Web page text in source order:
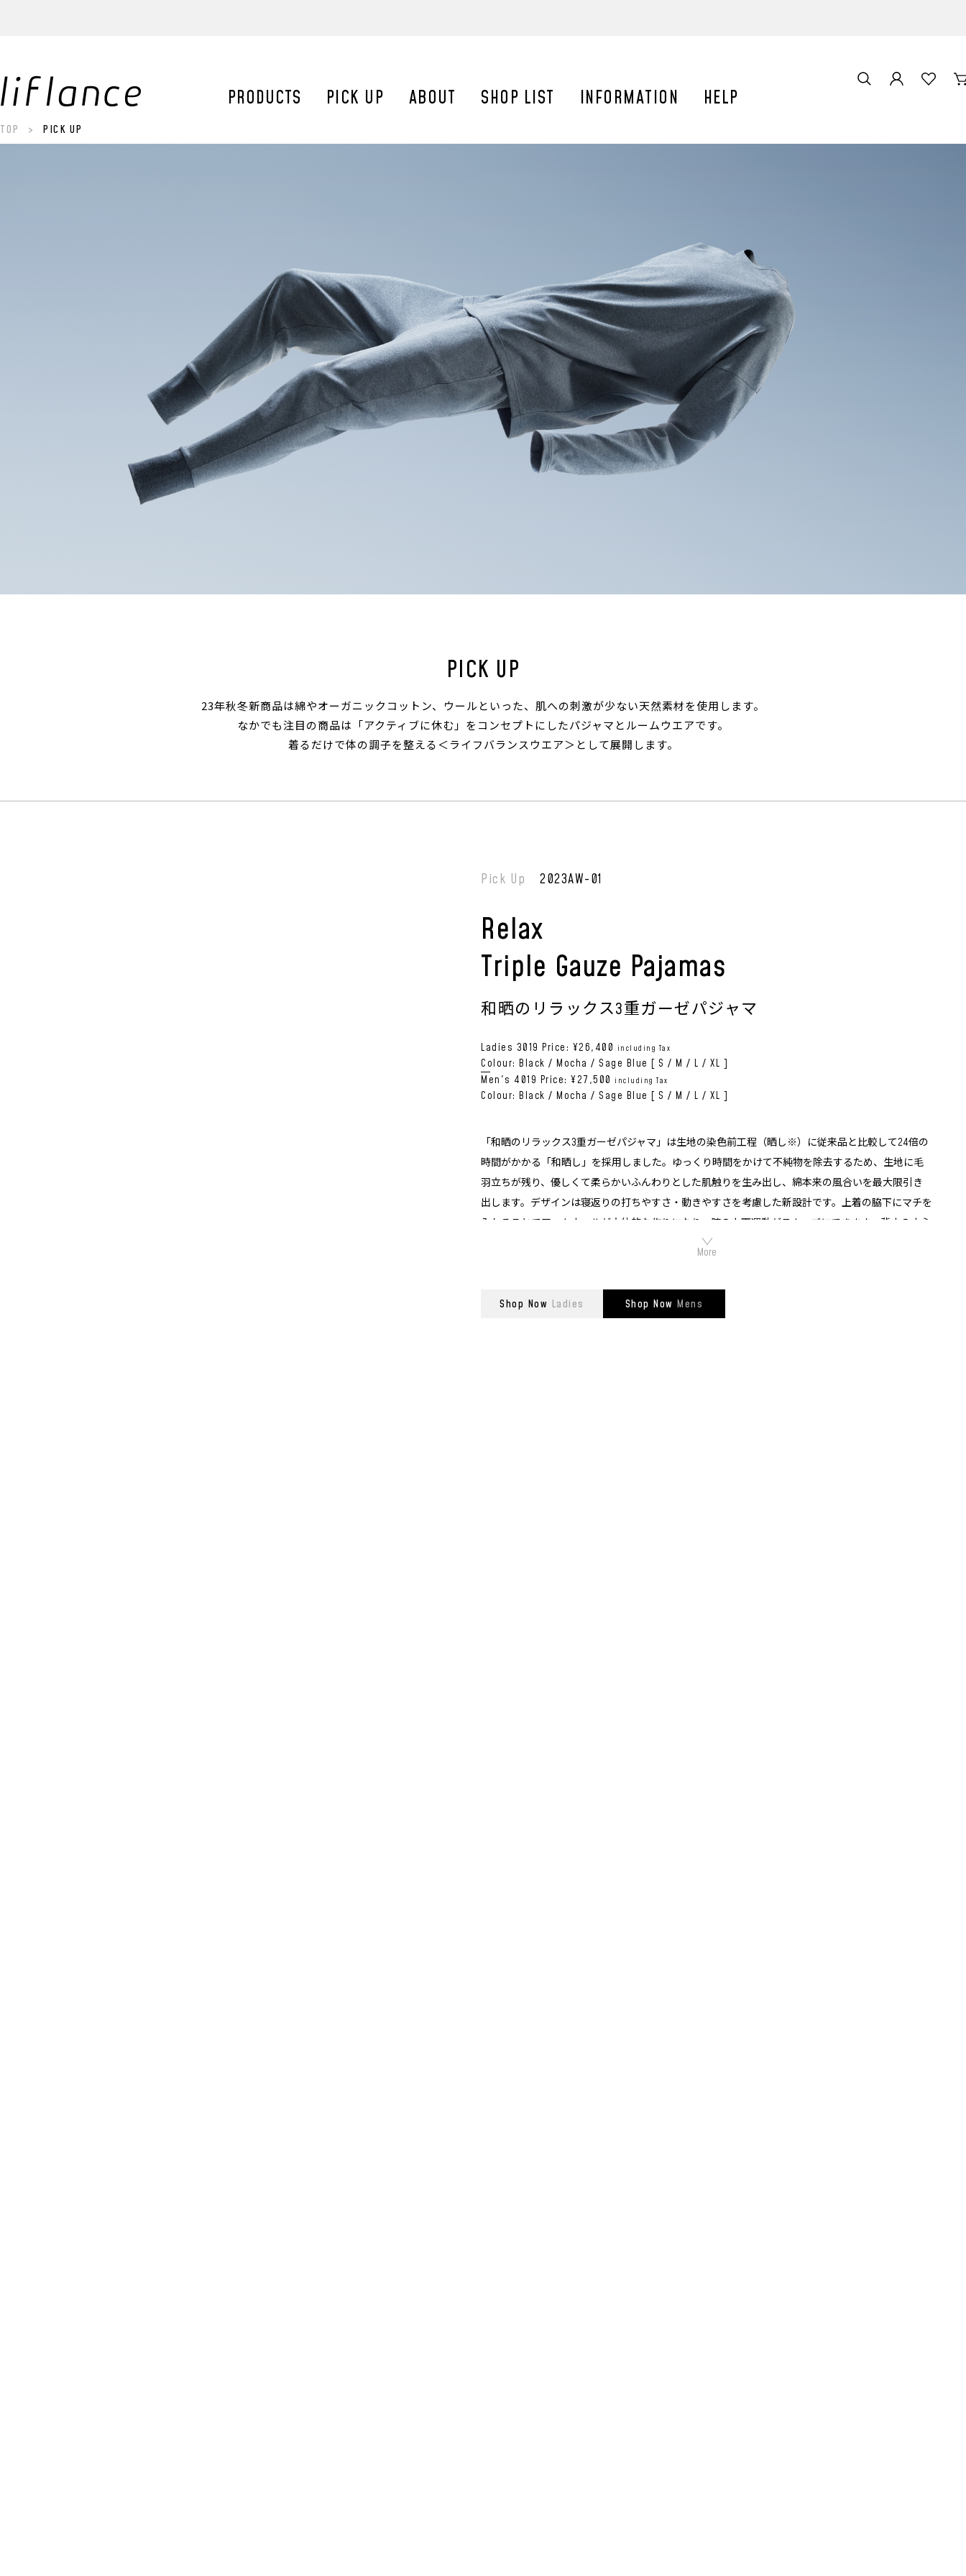
PRODUCTS PICK UP ABOUT SHOP LIST INFORMATION HELP
TOP PICK UP
PICK UP
23年秋冬新商品は綿やオーガニックコットン、ウールといった、肌への刺激が少ない天然素材を使用します。
なかでも注目の商品は「アクティブに休む」をコンセプトにしたパジャマとルームウエアです。
着るだけで体の調子を整える＜ライフバランスウエア＞として展開します。
Pick Up 2023AW-01
Relax
Triple Gauze Pajamas
和晒のリラックス3重ガーゼパジャマ
Ladies 3019 Price: ¥26,400 including Tax
Colour: Black / Mocha / Sage Blue [ S / M / L / XL ]
Men's 4019 Price: ¥27,500 including Tax
Colour: Black / Mocha / Sage Blue [ S / M / L / XL ]
「和晒のリラックス3重ガーゼパジャマ」は生地の染色前工程（晒し※）に従来品と比較して24倍の
時間がかかる「和晒し」を採用しました。ゆっくり時間をかけて不純物を除去するため、生地に毛
羽立ちが残り、優しくて柔らかいふんわりとした肌触りを生み出し、綿本来の風合いを最大限引き
出します。デザインは寝返りの打ちやすさ・動きやすさを考慮した新設計です。上着の脇下にマチを
入れることでアームホールが立体的な作りになり、腕の上下運動がスムーズにできます。背中の中心
に4cmのタックを入れて背中全体にゆとりを持たせることで、体を捻ったりするリラックスの動作を
Shop Now Ladies Shop Now Mens